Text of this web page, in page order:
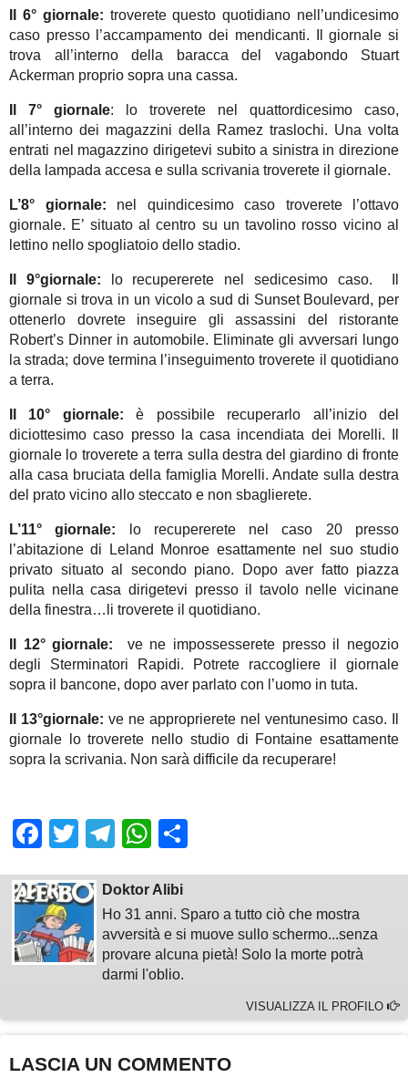
Il 6° giornale: troverete questo quotidiano nell’undicesimo
caso presso l’accampamento dei mendicanti. Il giornale si
trova all’interno della baracca del vagabondo Stuart
Ackerman proprio sopra una cassa.
Il 7° giornale: lo troverete nel quattordicesimo caso,
all’interno dei magazzini della Ramez traslochi. Una volta
entrati nel magazzino dirigetevi subito a sinistra in direzione
della lampada accesa e sulla scrivania troverete il giornale.
L’8° giornale: nel quindicesimo caso troverete l’ottavo
giornale. E’ situato al centro su un tavolino rosso vicino al
lettino nello spogliatoio dello stadio.
Il 9°giornale: lo recupererete nel sedicesimo caso. Il
giornale si trova in un vicolo a sud di Sunset Boulevard, per
ottenerlo dovrete inseguire gli assassini del ristorante
Robert’s Dinner in automobile. Eliminate gli avversari lungo
la strada; dove termina l’inseguimento troverete il quotidiano
a terra.
Il 10° giornale: è possibile recuperarlo all’inizio del
diciottesimo caso presso la casa incendiata dei Morelli. Il
giornale lo troverete a terra sulla destra del giardino di fronte
alla casa bruciata della famiglia Morelli. Andate sulla destra
del prato vicino allo steccato e non sbaglierete.
L’11° giornale: lo recupererete nel caso 20 presso
l’abitazione di Leland Monroe esattamente nel suo studio
privato situato al secondo piano. Dopo aver fatto piazza
pulita nella casa dirigetevi presso il tavolo nelle vicinane
della finestra…li troverete il quotidiano.
Il 12° giornale: ve ne impossesserete presso il negozio
degli Sterminatori Rapidi. Potrete raccogliere il giornale
sopra il bancone, dopo aver parlato con l’uomo in tuta.
Il 13°giornale: ve ne approprierete nel ventunesimo caso. Il
giornale lo troverete nello studio di Fontaine esattamente
sopra la scrivania. Non sarà difficile da recuperare!
Facebook
TwitterTelegram
WhatsApp
Doktor Alibi
Ho 31 anni. Sparo a tutto ciò che mostra
avversità e si muove sullo schermo...senza
provare alcuna pietà! Solo la morte potrà
darmi l'oblio.
VISUALIZZA IL PROFILO
LASCIA UN COMMENTO